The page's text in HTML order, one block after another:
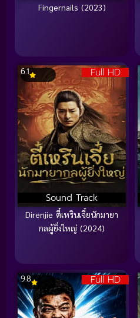
Fingernails (2023)
Full HD
Sound Track
6.1
Direnjie ตี๋เหรินเจี๋ยนักมายา
กลผู้ยิ่งใหญ่ (2024)
Full HD
9.8